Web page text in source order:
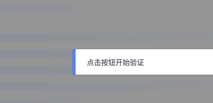
点击按钮开始验证